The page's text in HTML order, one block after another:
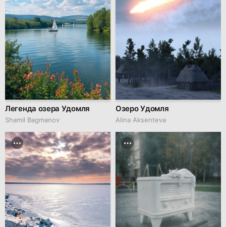
Легенда озера Удомля
Shamil Bagmanov
Озеро Удомля
Alina Aksenteva